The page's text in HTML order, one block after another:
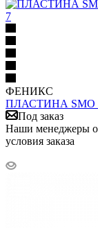
ФЕНИКС
ПЛАСТИНА SMO
Под заказ
Наши менеджеры
условия заказа